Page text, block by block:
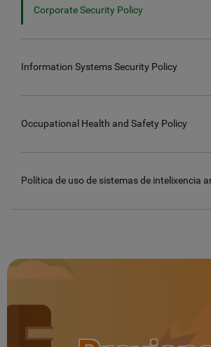
Corporate Security Policy
Information Systems Security Policy
Occupational Health and Safety Policy
Política de uso de sistemas de intelixencia